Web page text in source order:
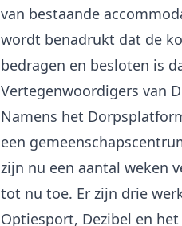
van bestaande
wordt benadrukt dat de
bedragen en besloten is
Vertegenwoordigers van
Namens het
een
zijn nu een aantal weken
tot nu toe. Er zijn drie
Optiesport, Dezibel en